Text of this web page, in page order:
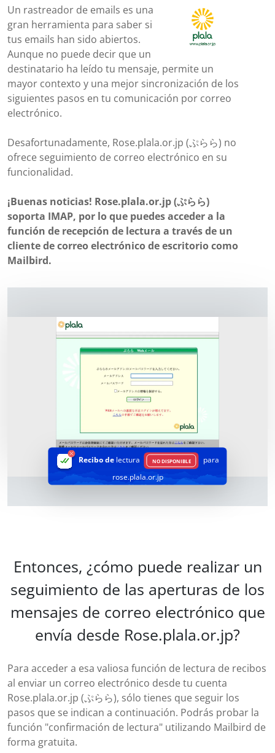
Un rastreador de emails es una
gran herramienta para saber si
tus emails han sido abiertos.
Aunque no puede decir que un
destinatario ha leído tu mensaje, permite un
mayor contexto y una mejor sincronización de los
siguientes pasos en tu comunicación por correo
electrónico.
Desafortunadamente, Rose.plala.or.jp (ぷらら) no
ofrece seguimiento de correo electrónico en su
funcionalidad.
¡Buenas noticias! Rose.plala.or.jp (ぷらら)
soporta IMAP, por lo que puedes acceder a la
función de recepción de lectura a través de un
cliente de correo electrónico de escritorio como
Mailbird.
Recibo delectura NO DISPONIBLE
para
rose.plala.or.jp
Entonces, ¿cómo puede realizar un
seguimiento de las aperturas de los
mensajes de correo electrónico que
envía desde Rose.plala.or.jp?
Para acceder a esa valiosa función de lectura de recibos
al enviar un correo electrónico desde tu cuenta
Rose.plala.or.jp (ぷらら), sólo tienes que seguir los
pasos que se indican a continuación. Podrás probar la
función "confirmación de lectura" utilizando Mailbird de
forma gratuita.